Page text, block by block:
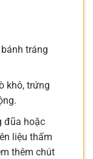
tráng
khô, trứng
đũa hoặc
liệu thấm
thêm chút